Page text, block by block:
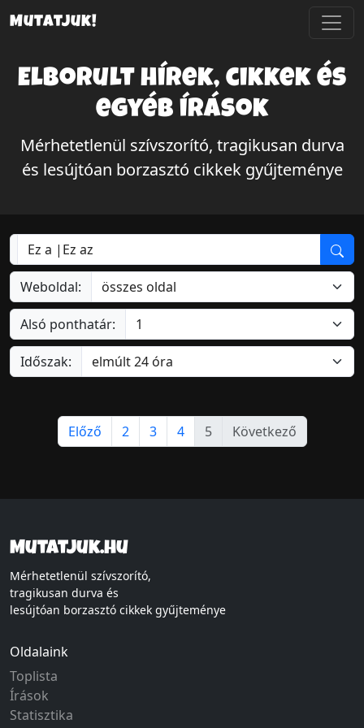
Mutatjuk!
Elborult hírek, cikkek és
egyéb írások
Mérhetetlenül szívszorító, tragikusan durva
és lesújtóan borzasztó cikkek gyűjteménye
Weboldal:
Alsó ponthatár:
Időszak:
Előző 2 3 4 5 Következő
Mutatjuk.hu
Mérhetetlenül szívszorító,
tragikusan durva és
lesújtóan borzasztó cikkek gyűjteménye
Oldalaink
Toplista
Írások
Statisztika